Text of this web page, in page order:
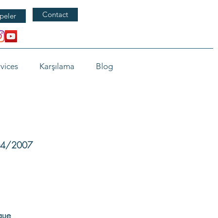
Contact
Karşılama Blog
2007